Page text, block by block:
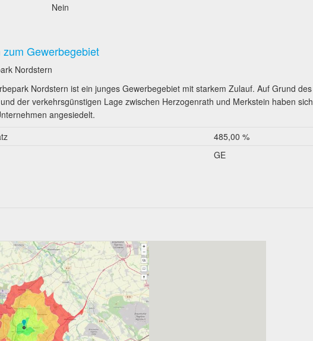
Nein
Gewerbegebiet
Nordstern
Nordstern ist ein junges Gewerbegebiet mit starkem Zulauf. Auf Grund des
der verkehrsgünstigen Lage zwischen Herzogenrath und Merkstein haben sich
angesiedelt.
485,00 %
GE